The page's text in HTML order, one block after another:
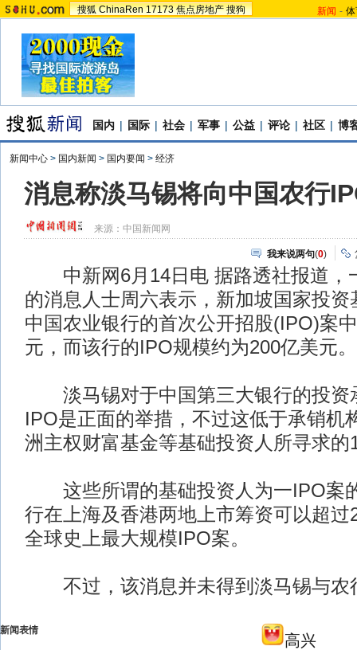
搜狐 ChinaRen 17173 焦点房地产 搜狗 新闻 -
国内 | 国际 | 社会 | 军事 | 公益 | 评论 | 社区 | 博
新闻中心 > 国内新闻 > 国内要闻 > 经济
消息称淡马锡将向中国农行
来源： 中国新闻网
我来说两句(0)
中新网6月14日电 据路透社报道，
的消息人士周六表示，新加坡国家投资
中国农业银行的首次公开招股(IPO)案
元，而该行的IPO规模约为200亿美元。
淡马锡对于中国第三大银行的投资
IPO是正面的举措，不过这低于承销机
洲主权财富基金等基础投资人所寻求的
这些所谓的基础投资人为一IPO案
行在上海及香港两地上市筹资可以超过
全球史上最大规模IPO案。
不过，该消息并未得到淡马锡与农
新闻表情
高兴